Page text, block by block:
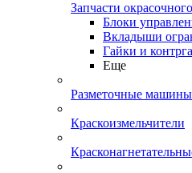
Запчасти
Блоки
Вкладыши
Гайки и
Еще
Разметочные машины
Краскоизмельчители